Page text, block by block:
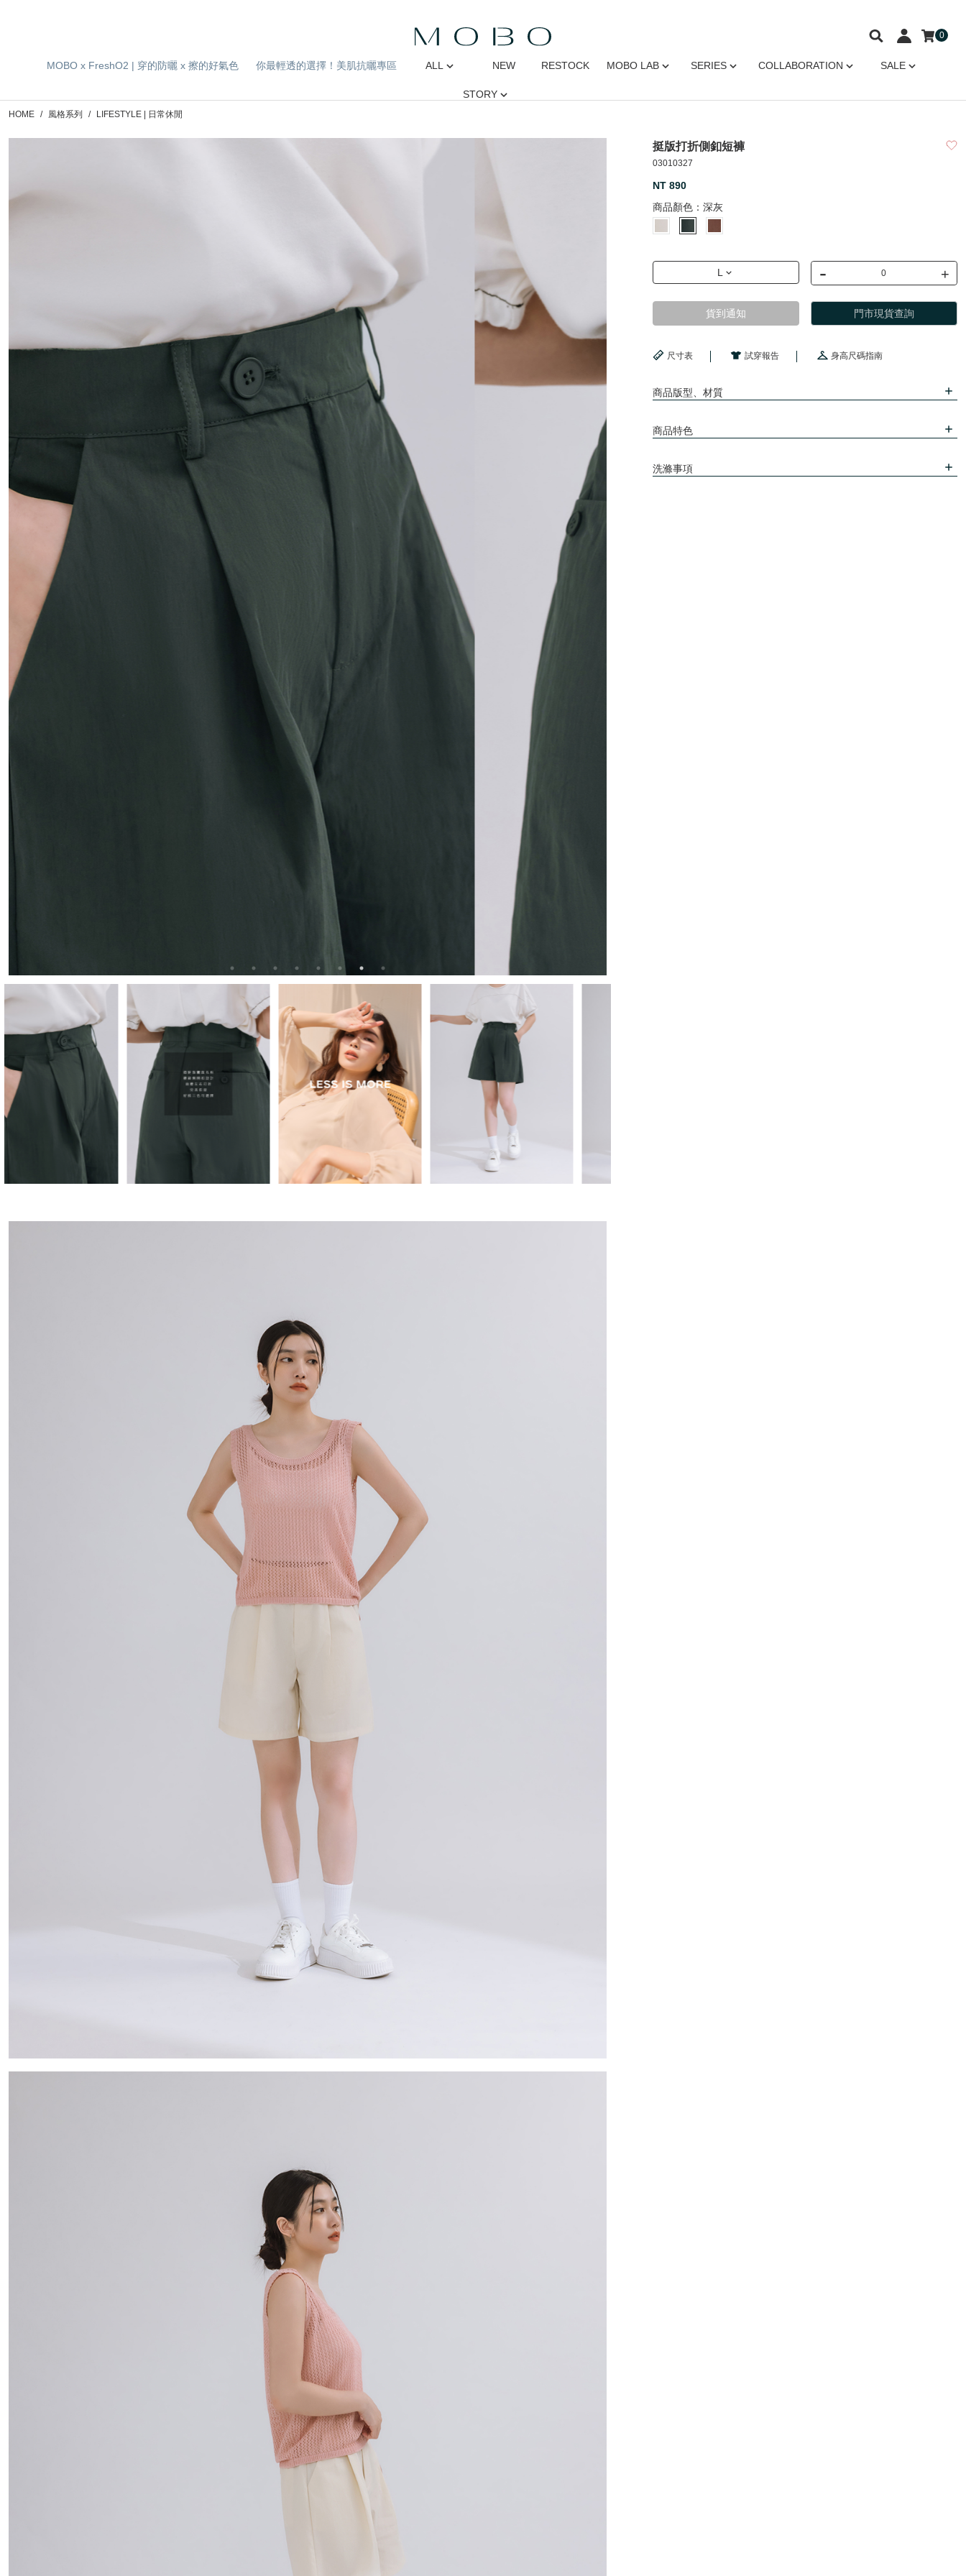
MOBO x FreshO2 | 穿的防曬 x 擦的好氣色 你最輕透的選擇！美肌抗曬專區 ALL NEW RESTOCK MOBO LAB SERIES COLLABORATION SALE
STORY
0
HOME 風格系列 LIFESTYLE | 日常休閒
挺版打折側釦短褲
03010327
NT 890
商品顏色： 深灰
L - +
貨到通知 門市現貨查詢
尺寸表 試穿報告 身高尺碼指南
商品版型、材質
商品特色
洗滌事項